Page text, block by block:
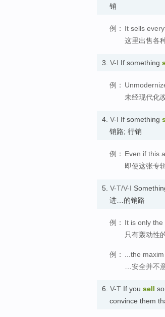
销
例： It sells
这里出售各
3. V-I If something
例：
未经现代化
4. V-I If something
销路; 行销
例： Even if this
即使这张专
5. V-T/V-I
进…的销路
例： It is only the
只有轰动性
例：
...the
…安全并不
6. V-T If you sell
convince them